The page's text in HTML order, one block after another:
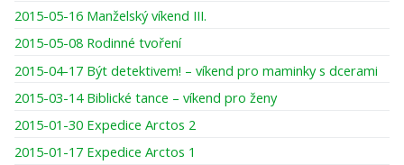
2015-05-16 Manželský víkend III.
2015-05-08 Rodinné tvoření
2015-04-17 Být detektivem! – víkend pro maminky s dcerami
2015-03-14 Biblické tance – víkend pro ženy
2015-01-30 Expedice Arctos 2
2015-01-17 Expedice Arctos 1